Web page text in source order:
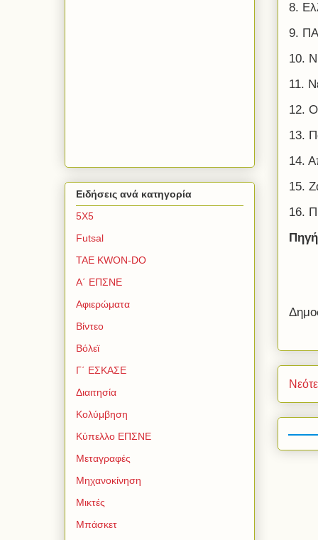
8.
9.
10.
11.
12.
13.
14.
15.
16.
Ειδήσεις ανά κατηγορία
5Χ5
Futsal
TAE KWON-DO
Α΄ ΕΠΣΝΕ
Αφιερώματα
Βίντεο
Βόλεϊ
Γ΄ ΕΣΚΑΣΕ
Διαιτησία
Κολύμβηση
Κύπελλο ΕΠΣΝΕ
Μεταγραφές
Μηχανοκίνηση
Μικτές
Μπάσκετ